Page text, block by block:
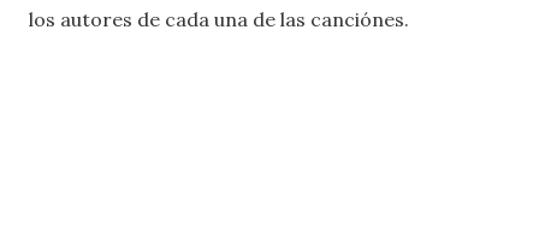
los autores de cada una de las canciónes.